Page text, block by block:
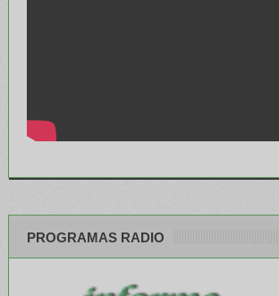
PROGRAMAS RADIO